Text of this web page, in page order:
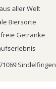
aller Welt
Biersorte
Getränke